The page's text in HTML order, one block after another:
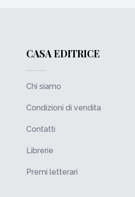
CASA EDITRICE
Chi siamo
Condizioni di vendita
Contatti
Librerie
Premi letterari